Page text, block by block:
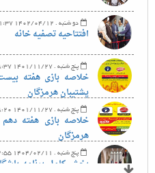
دو شنبه . 1402/04/12 11:37
افتتاحیه تصفیه خانه
پنج شنبه . 1401/11/27 8:37
خلاصه بازی هفته
پشتیبان هرمزگان
پنج شنبه . 1401/11/27 8:20
خلاصه بازی هفته دهم
هرمزگان
پنج شنبه . 1404/02/11 2:55
پخش کامل برنامه